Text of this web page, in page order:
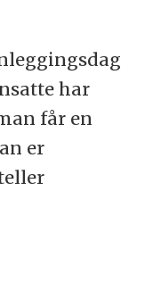
har
får en
er